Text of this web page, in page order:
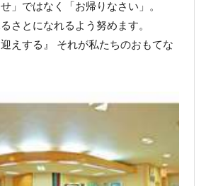
」ではなく「お帰りなさい」。
さとになれるよう努めます。
迎えする』 それが私たちのおもてな